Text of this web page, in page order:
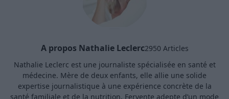
A propos Nathalie Leclerc2950 Articles
Nathalie Leclerc est une journaliste spécialisée en santé et
médecine. Mère de deux enfants, elle allie une solide
expertise journalistique à une expérience concrète de la
santé familiale et de la nutrition. Fervente adepte d’un mode